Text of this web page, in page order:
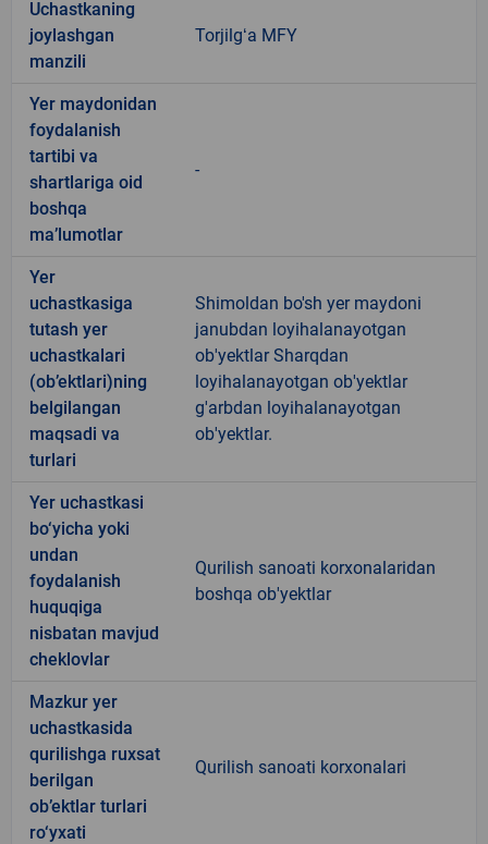
Uchastkaning
joylashgan
manzili
Torjilgʻa MFY
Yer maydonidan
foydalanish
tartibi va
shartlariga oid
boshqa
ma’lumotlar
-
Yer
uchastkasiga
tutash yer
uchastkalari
(ob’ektlari)ning
belgilangan
maqsadi va
turlari
Shimoldan bo'sh yer maydoni
janubdan loyihalanayotgan
ob'yektlar Sharqdan
loyihalanayotgan ob'yektlar
g'arbdan loyihalanayotgan
ob'yektlar.
Yer uchastkasi
bo‘yicha yoki
undan
foydalanish
huquqiga
nisbatan mavjud
cheklovlar
Qurilish sanoati korxonalaridan
boshqa ob'yektlar
Mazkur yer
uchastkasida
qurilishga ruxsat
berilgan
ob’ektlar turlari
ro‘yxati
Qurilish sanoati korxonalari